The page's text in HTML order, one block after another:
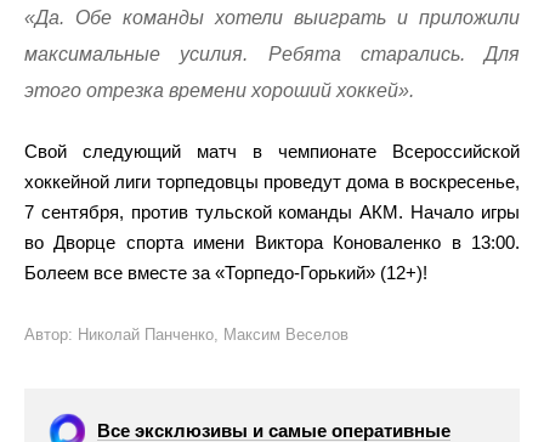
«Да. Обе команды хотели выиграть и приложили
максимальные усилия. Ребята старались. Для
этого отрезка времени хороший хоккей».
Свой следующий матч в чемпионате Всероссийской
хоккейной лиги торпедовцы проведут дома в воскресенье,
7 сентября, против тульской команды АКМ. Начало игры
во Дворце спорта имени Виктора Коноваленко в 13:00.
Болеем все вместе за «Торпедо-Горький» (12+)!
Автор: Николай Панченко, Максим Веселов
Все эксклюзивы и самые оперативные